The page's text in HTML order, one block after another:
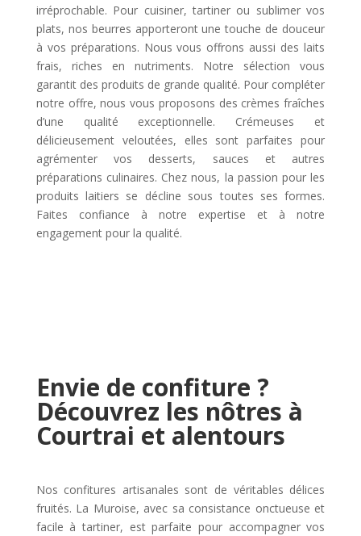
irréprochable. Pour cuisiner, tartiner ou sublimer vos
plats, nos beurres apporteront une touche de douceur
à vos préparations. Nous vous offrons aussi des laits
frais, riches en nutriments. Notre sélection vous
garantit des produits de grande qualité. Pour compléter
notre offre, nous vous proposons des crèmes fraîches
d’une qualité exceptionnelle. Crémeuses et
délicieusement veloutées, elles sont parfaites pour
agrémenter vos desserts, sauces et autres
préparations culinaires. Chez nous, la passion pour les
produits laitiers se décline sous toutes ses formes.
Faites confiance à notre expertise et à notre
engagement pour la qualité.
Envie de confiture ?
Découvrez les nôtres à
Courtrai et alentours
Nos confitures artisanales sont de véritables délices
fruités. La Muroise, avec sa consistance onctueuse et
facile à tartiner, est parfaite pour accompagner vos